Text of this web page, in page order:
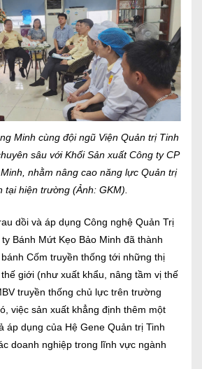
Minh cùng đội ngũ Viện Quản trị Tinh
sâu với Khối Sản xuất Công ty CP
nhằm nâng cao năng lực Quản trị
tại hiện trường (Ảnh: GKM).
dồi và áp dụng Công nghệ Quản Trị
Bánh Mứt Kẹo Bảo Minh đã thành
Cốm truyền thống tới những thị
giới (như xuất khẩu, nâng tầm vị thế
truyền thống chủ lực trên trường
việc sản xuất khẳng định thêm một
áp dụng của Hệ Gene Quản trị Tinh
doanh nghiệp trong lĩnh vực ngành